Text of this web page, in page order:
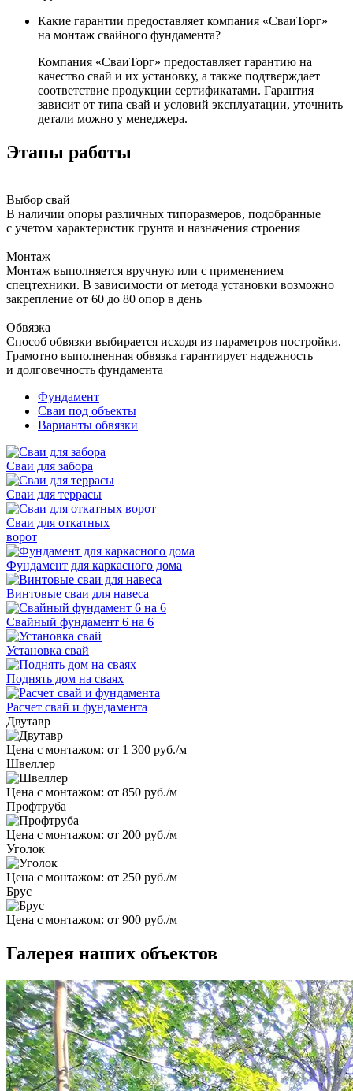
Какие гарантии предоставляет компания «СваиТорг»
на монтаж свайного фундамента?
Компания «СваиТорг» предоставляет гарантию на
качество свай и их установку, а также подтверждает
соответствие продукции сертификатами. Гарантия
зависит от типа свай и условий эксплуатации, уточнить
детали можно у менеджера.
Этапы работы
Выбор свай
В наличии опоры различных типоразмеров, подобранные
с учетом характеристик грунта и назначения строения
Монтаж
Монтаж выполняется вручную или с применением
спецтехники. В зависимости от метода установки возможно
закрепление от 60 до 80 опор в день
Обвязка
Способ обвязки выбирается исходя из параметров постройки.
Грамотно выполненная обвязка гарантирует надежность
и долговечность фундамента
Фундамент
Сваи под объекты
Варианты обвязки
Сваи для забора
Сваи для террасы
Сваи для откатных
ворот
Фундамент для каркасного дома
Винтовые сваи для навеса
Свайный фундамент 6 на 6
Установка свай
Поднять дом на сваях
Расчет свай и фундамента
Двутавр
Цена с монтажом: от 1 300 руб./м
Швеллер
Цена с монтажом: от 850 руб./м
Профтруба
Цена с монтажом: от 200 руб./м
Уголок
Цена с монтажом: от 250 руб./м
Брус
Цена с монтажом: от 900 руб./м
Галерея наших объектов